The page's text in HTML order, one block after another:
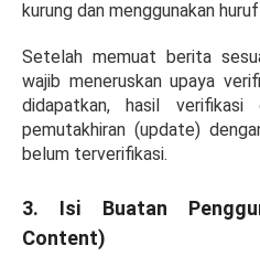
kurung dan menggunakan
Setelah memuat berita
wajib meneruskan upaya
didapatkan, hasil verifikasi
pemutakhiran (update)
belum terverifikasi.
3. Isi
Buatan
Content)